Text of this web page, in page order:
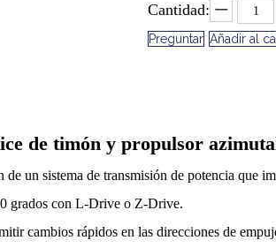
Cantidad:
Preguntar Añadir al
de timón y propulsor
un sistema de transmisión de potencia que
​​grados con L-Drive o Z-Drive.
cambios rápidos en las direcciones de